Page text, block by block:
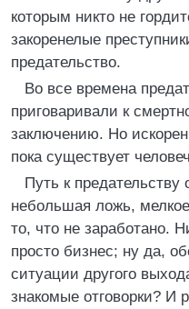
которым никто не
закоренелые
предательство.
Во все времена
приговаривали к
заключению. Но
пока существует
Путь к
небольшая ложь,
то, что не заработано.
просто бизнес; ну да,
ситуации другого
знакомые отговорки? И